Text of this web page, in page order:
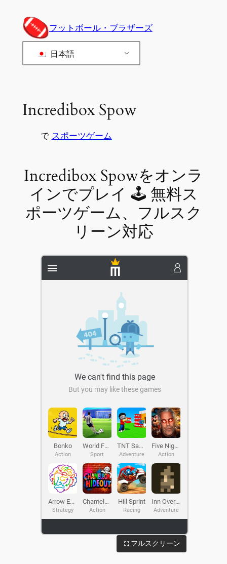
フットボール・ブラザーズ
日本語
Incredibox Spow
で スポーツゲーム
Incredibox Spowをオンラ
インでプレイ 🕹 無料ス
ポーツゲーム、フルスク
リーン対応
フルスクリーン